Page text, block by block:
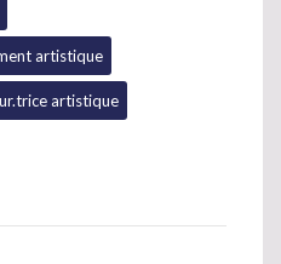
artistique
artistique